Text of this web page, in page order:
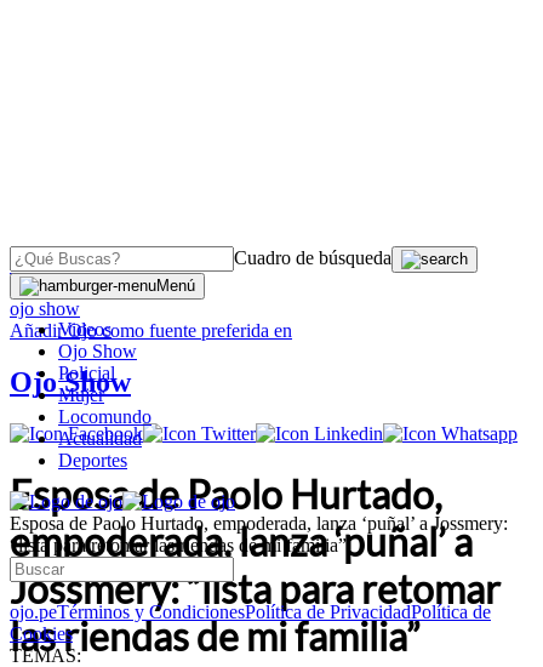
Cuadro de búsqueda
Menú
Videos
Ojo Show
Policial
Mujer
Locomundo
Actualidad
Deportes
Esposa de Paolo Hurtado, empoderada, lanza ‘puñal’ a Jossmery:
“lista para retomar las riendas de mi familia”
ojo.peTérminos y CondicionesPolítica de PrivacidadPolítica de
Cookies
TEMAS:
OJO
ojo show
AñadirOjocomo fuente preferida en
Ojo Show
Esposa de Paolo Hurtado,
empoderada, lanza ‘puñal’ a
Jossmery: “lista para retomar
las riendas de mi familia”